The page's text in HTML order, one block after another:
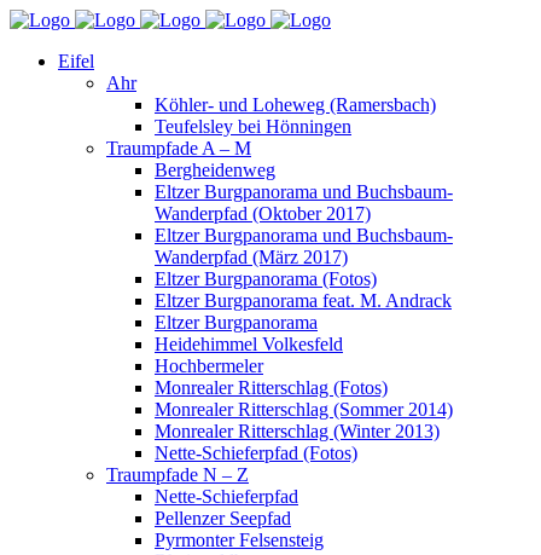
Eifel
Ahr
Köhler- und Loheweg (Ramersbach)
Teufelsley bei Hönningen
Traumpfade A – M
Bergheidenweg
Eltzer Burgpanorama und Buchsbaum-
Wanderpfad (Oktober 2017)
Eltzer Burgpanorama und Buchsbaum-
Wanderpfad (März 2017)
Eltzer Burgpanorama (Fotos)
Eltzer Burgpanorama feat. M. Andrack
Eltzer Burgpanorama
Heidehimmel Volkesfeld
Hochbermeler
Monrealer Ritterschlag (Fotos)
Monrealer Ritterschlag (Sommer 2014)
Monrealer Ritterschlag (Winter 2013)
Nette-Schieferpfad (Fotos)
Traumpfade N – Z
Nette-Schieferpfad
Pellenzer Seepfad
Pyrmonter Felsensteig